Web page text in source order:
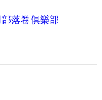
部落卷俱樂部